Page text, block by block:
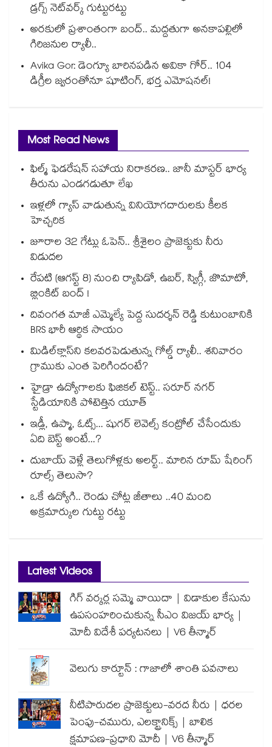
డ్రగ్స్‌ నెట్‌వర్క్‌ గుట్టురట్టు
అరకులో ప్రశాంతంగా బంద్.. మద్దతుగా అనకాపల్లిలో
గిరిజనుల ర్యాలీ..
Avika Gor: డెంగ్యూ బారినపడిన అవికా గోర్.. 104
డిగ్రీల జ్వరంతోనూ షూటింగ్, భర్త ఎమోషనల్!
Most Read News
ఫిల్మ్ ఫెడరేషన్ సహాయ నిరాకరణ.. జానీ మాస్టర్ భార్య
తీరును ఎండగడుతూ లేఖ
ఇళ్లలో గ్యాస్ వాడుతున్న వినియోగదారులకు కీలక
హెచ్చరిక
జూరాల 32 గేట్లు ఓపెన్.. శ్రీశైలం ప్రాజెక్టుకు నీరు
విడుదల
రేపటి (ఆగస్ట్ 8) నుంచి ర్యాపిడో, ఉబర్, స్విగ్గీ, జొమాటో,
బ్లింకిట్ బంద్ !
దివంగత మాజీ ఎమ్మెల్యే పెద్ద సుదర్శన్ రెడ్డి కుటుంబానికి
BRS భారీ ఆర్థిక సాయం
మిడిల్‌క్లాస్‌ని కలవరపెడుతున్న గోల్డ్ ర్యాలీ.. శనివారం
గ్రాముకు ఎంత పెరిగిందంటే?
హైడ్రా ఉద్యోగాలకు ఫిజికల్ టెస్ట్.. సరూర్ నగర్
స్టేడియానికి పోటెత్తిన యూత్
ఇడ్లీ, ఉప్మా, ఓట్స్... షుగర్ లెవెల్స్ కంట్రోల్ చేసేందుకు
ఏది బెస్ట్ అంటే...?
దుబాయ్ వెళ్లే తెలుగోళ్లకు అలర్ట్.. మారిన రూమ్ షేరింగ్‌
రూల్స్ తెలుసా?
ఒకే ఉద్యోగి.. రెండు చోట్ల జీతాలు ..40 మంది
అక్రమార్కుల గుట్టు రట్టు
Latest Videos
గిగ్ వర్కర్ల సమ్మె వాయిదా | విడాకుల కేసును
ఉపసంహరించుకున్న సీఎం విజయ్ భార్య |
మోదీ విదేశీ పర్యటనలు | V6 తీన్మార్
వెలుగు కార్టూన్ : గాజాలో శాంతి పవనాలు
నీటిపారుదల ప్రాజెక్టులు-వరద నీరు | ధరల
పెంపు-చమురు, ఎలక్ట్రానిక్స్ | బాలిక
క్షమాపణ-ప్రధాని మోదీ | V6 తీన్మార్